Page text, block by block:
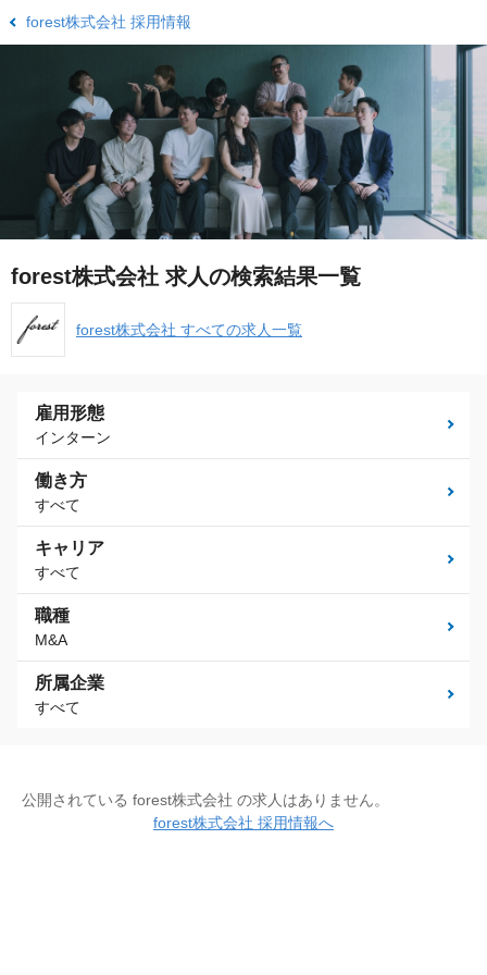
forest株式会社 採用情報
forest株式会社 求人の検索結果一覧
forest株式会社 すべての求人一覧
雇用形態
インターン
働き方
すべて
キャリア
すべて
職種
M&A
所属企業
すべて
公開されている forest株式会社 の求人はありません。
forest株式会社 採用情報へ